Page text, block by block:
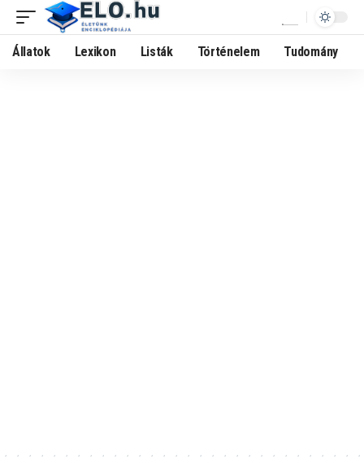
Állatok Lexikon Listák Történelem Tudomány